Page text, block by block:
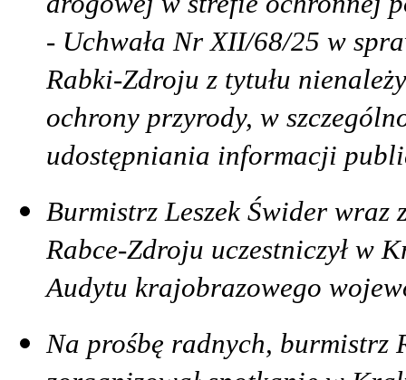
- Uchwała Nr XII/68/25 w
Rabki-Zdroju z tytułu
ochrony przyrody, w
udostępniania informacji
Burmistrz Leszek Świder
Rabce-Zdroju uczestniczył w
Audytu krajobrazowego
Na prośbę radnych, burmistrz